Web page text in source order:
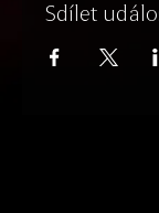
Sdílet